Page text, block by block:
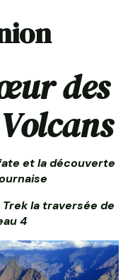
des
et la découverte
la traversée de
4